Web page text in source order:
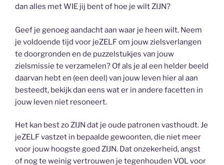
dan alles met WIE jij bent of hoe je wilt ZIJN?
Geef je genoeg aandacht aan waar je heen wilt. Neem
je voldoende tijd voor jeZELF om jouw zielsverlangen
te doorgronden en de puzzelstukjes van jouw
zielsmissie te verzamelen? Of als je al een helder beeld
daarvan hebt en (een deel) van jouw leven hier al aan
besteedt, bekijk dan eens wat er in andere facetten in
jouw leven niet resoneert.
Het kan best zo ZIJN dat je oude patronen vasthoudt. Je
jeZELF vastzet in bepaalde gewoonten, die niet meer
voor jouw hoogste goed ZIJN. Dat onzekerheid, angst
of nog te weinig vertrouwen je tegenhouden VOL voor